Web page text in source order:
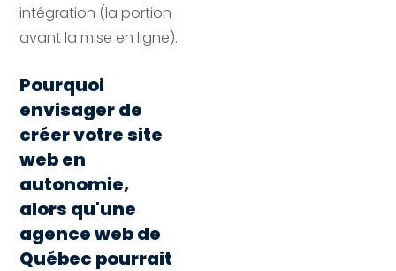
intégration (la portion
avant la mise en ligne).
Pourquoi
envisager de
créer votre site
web en
autonomie,
alors qu'une
agence web de
Québec pourrait